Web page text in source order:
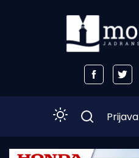
Početna
Prijava